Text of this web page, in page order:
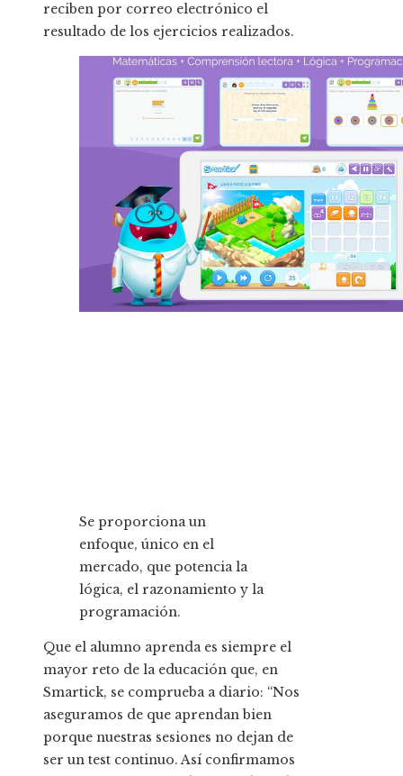
reciben por correo electrónico el
resultado de los ejercicios realizados.
Se proporciona un
enfoque, único en el
mercado, que potencia la
lógica, el razonamiento y la
programación.
Que el alumno aprenda es siempre el
mayor reto de la educación que, en
Smartick, se comprueba a diario: “Nos
aseguramos de que aprendan bien
porque nuestras sesiones no dejan de
ser un test continuo. Así confirmamos